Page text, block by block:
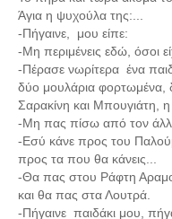
Άγια η ψυχούλα της:...
-Πήγαινε, μου είπε:
-Μη περιμένεις εδώ, όσοι
-Πέρασε νωρίτερα ένα
δύο μουλάρια φορτωμένα,
Σαρακίνη και Μπουγιάτη,
-Μη πας πίσω από τον
-Εσύ κάνε προς του
προς τα που θα κάνεις...
-Θα πας στου Ράφτη
και θα πας στα Λουτρά.
-Πήγαινε παιδάκι μου,